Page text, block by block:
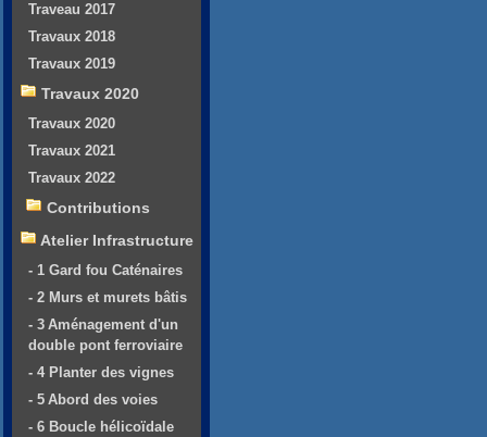
Traveau 2017
Travaux 2018
Travaux 2019
Travaux 2020
Travaux 2020
Travaux 2021
Travaux 2022
Contributions
Atelier Infrastructure
- 1 Gard fou Caténaires
- 2 Murs et murets bâtis
- 3 Aménagement d'un
double pont ferroviaire
- 4 Planter des vignes
- 5 Abord des voies
- 6 Boucle hélicoïdale